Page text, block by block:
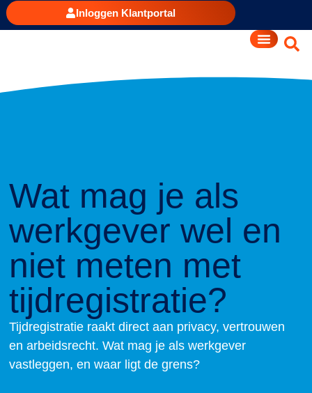
Inloggen Klantportal
Wat mag je als
werkgever wel en
niet meten met
tijdregistratie?
Tijdregistratie raakt direct aan privacy, vertrouwen
en arbeidsrecht. Wat mag je als werkgever
vastleggen, en waar ligt de grens?